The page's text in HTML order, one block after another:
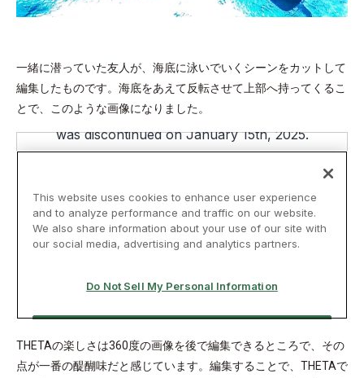
一緒に潜っていた友人が、海底に泳いでいくシーンをカットして
編集したものです。海底をあえて反転させて上部へ持ってくるこ
とで、このような画像になりました。
THETAの楽しさは360度の画像を後で編集できるところで、その
点が一番の醍醐味だと感じています。編集することで、THETAで